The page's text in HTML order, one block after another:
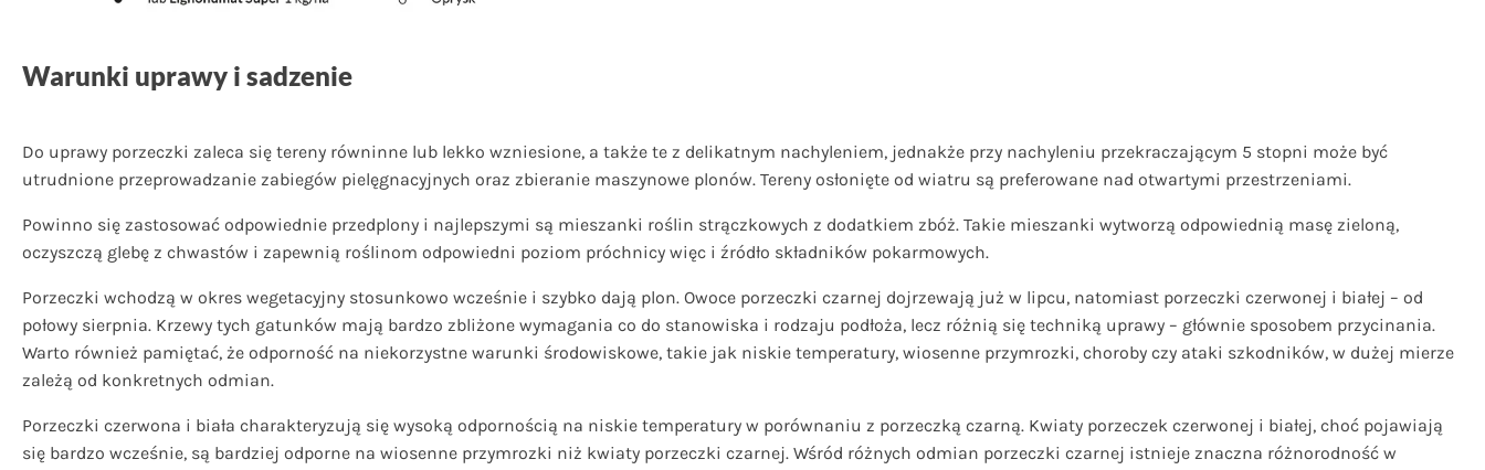
Warunki uprawy i sadzenie
Do uprawy porzeczki zaleca się tereny równinne lub lekko wzniesione, a także te z delikatnym nachyleniem, jednakże przy nachyleniu przekraczającym 5 stopni może być
utrudnione przeprowadzanie zabiegów pielęgnacyjnych oraz zbieranie maszynowe plonów. Tereny osłonięte od wiatru są preferowane nad otwartymi przestrzeniami.
Powinno się zastosować odpowiednie przedplony i najlepszymi są mieszanki roślin strączkowych z dodatkiem zbóż. Takie mieszanki wytworzą odpowiednią masę zieloną,
oczyszczą glebę z chwastów i zapewnią roślinom odpowiedni poziom próchnicy więc i źródło składników pokarmowych.
Porzeczki wchodzą w okres wegetacyjny stosunkowo wcześnie i szybko dają plon. Owoce porzeczki czarnej dojrzewają już w lipcu, natomiast porzeczki czerwonej i białej – od
połowy sierpnia. Krzewy tych gatunków mają bardzo zbliżone wymagania co do stanowiska i rodzaju podłoża, lecz różnią się techniką uprawy – głównie sposobem przycinania.
Warto również pamiętać, że odporność na niekorzystne warunki środowiskowe, takie jak niskie temperatury, wiosenne przymrozki, choroby czy ataki szkodników, w dużej mierze
zależą od konkretnych odmian.
Porzeczki czerwona i biała charakteryzują się wysoką odpornością na niskie temperatury w porównaniu z porzeczką czarną. Kwiaty porzeczek czerwonej i białej, choć pojawiają
się bardzo wcześnie, są bardziej odporne na wiosenne przymrozki niż kwiaty porzeczki czarnej. Wśród różnych odmian porzeczki czarnej istnieje znaczna różnorodność w